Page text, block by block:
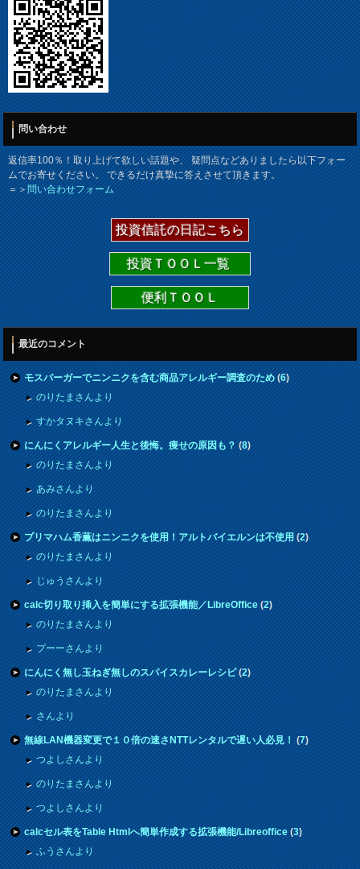
問い合わせ
返信率100％！取り上げて欲しい話題や、 疑問点などありましたら以下フォー
ムでお寄せください。 できるだけ真摯に答えさせて頂きます。
＝＞問い合わせフォーム
投資信託の日記こちら
投資ＴＯＯＬ一覧
便利ＴＯＯＬ
最近のコメント
モスバーガーでニンニクを含む商品アレルギー調査のため(6)
のりたまさんより
すかタヌキさんより
にんにくアレルギー人生と後悔。痩せの原因も？(8)
のりたまさんより
あみさんより
のりたまさんより
プリマハム香薫はニンニクを使用！アルトバイエルンは不使用(2)
のりたまさんより
じゅうさんより
calc切り取り挿入を簡単にする拡張機能／LibreOffice(2)
のりたまさんより
プーーさんより
にんにく無し玉ねぎ無しのスパイスカレーレシピ(2)
のりたまさんより
さんより
無線LAN機器変更で１０倍の速さNTTレンタルで遅い人必見！(7)
つよしさんより
のりたまさんより
つよしさんより
calcセル表をTable Htmlへ簡単作成する拡張機能/Libreoffice(3)
ふうさんより